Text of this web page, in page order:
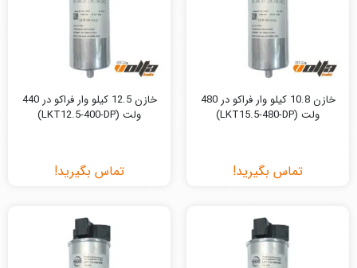
خازن 10.8 کیلو وار فراکو در 480
ولت (LKT15.5-480-DP)
تماس بگیرید!
خازن 12.5 کیلو وار فراکو در 440
ولت (LKT12.5-400-DP)
تماس بگیرید!